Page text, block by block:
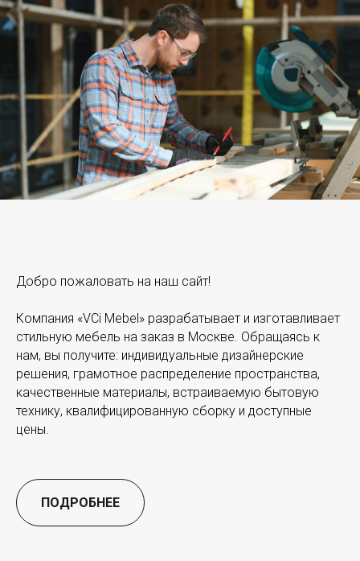
Добро пожаловать на наш сайт!
Компания «VCi Mebel» разрабатывает и изготавливает
стильную мебель на заказ в Москве. Обращаясь к
нам, вы получите: индивидуальные дизайнерские
решения, грамотное распределение пространства,
качественные материалы, встраиваемую бытовую
технику, квалифицированную сборку и доступные
цены.
ПОДРОБНЕЕ